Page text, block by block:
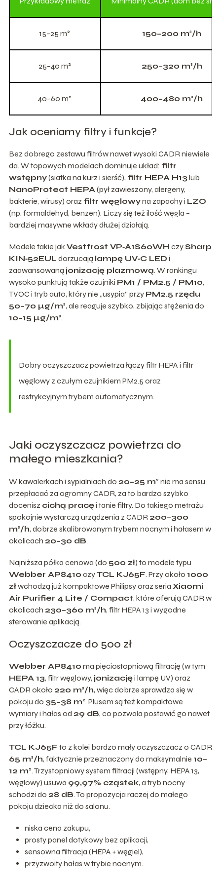
15–25 m² 150–200 m³/h
25–40 m² 250–320 m³/h
40–60 m² 400–480 m³/h
Jak oceniamy filtry i funkcje?
Bez dobrego zestawu filtrów nawet wysoki CADR niewiele
da. W topowych modelach dominuje układ: filtr
wstępny(siatka na kurz i sierść), filtr HEPA H13 lub
NanoProtect HEPA(pył zawieszony, alergeny,
bakterie, wirusy) oraz filtr węglowyna zapachy i LZO
(np. formaldehyd, benzen). Liczy się też ilość węgla –
bardziej masywne wkłady dłużej działają.
Modele takie jakVestfrost VP‑A1S60WH czySharp
KIN‑52EUL dorzucają lampę UV‑C LED i
zaawansowaną jonizację plazmową. W rankingu
wysoko punktują także czujniki PM1 / PM2.5 / PM10,
TVOC i tryb auto, który nie „usypia” przy PM2.5 rzędu
50–70 µg/m³, ale reaguje szybko, zbijając stężenia do
10–15 µg/m³.
Dobry oczyszczacz powietrza łączy filtr HEPA i filtr
węglowy z czułym czujnikiem PM2.5 oraz
restrykcyjnym trybem automatycznym.
Jaki oczyszczacz powietrza do
małego mieszkania?
W kawalerkach i sypialniach do 20–25 m² nie ma sensu
przepłacać za ogromny CADR, za to bardzo szybko
docenisz cichą pracęi tanie filtry. Do takiego metrażu
spokojnie wystarczą urządzenia z CADR 200–300
m³/h, dobrze skalibrowanym trybem nocnym i hałasem w
okolicach 20–30 dB.
Najniższa półka cenowa (do 500 zł) to modele typu
Webber AP8410 czyTCL KJ65F. Przy około 1000
złwchodzą już kompaktowe Philipsy oraz seria Xiaomi
Air Purifier 4 Lite / Compact, które oferują CADR w
okolicach 230–360 m³/h, filtr HEPA 13 i wygodne
sterowanie aplikacją.
Oczyszczacze do 500 zł
Webber AP8410 ma pięciostopniową filtrację (w tym
HEPA 13, filtr węglowy, jonizacjęi lampę UV) oraz
CADR około 220 m³/h, więc dobrze sprawdza się w
pokoju do 35–38 m². Plusem są też kompaktowe
wymiary i hałas od 29 dB, co pozwala postawić go nawet
przy łóżku.
TCL KJ65F to z kolei bardzo mały oczyszczacz o CADR
65 m³/h, faktycznie przeznaczony do maksymalnie 10–
12 m². Trzystopniowy system filtracji (wstępny, HEPA 13,
węglowy) usuwa 99,97% cząstek, a tryb nocny
schodzi do 28 dB. To propozycja raczej do małego
pokoju dziecka niż do salonu.
niska cena zakupu,
prosty panel dotykowy bez aplikacji,
sensowna filtracja (HEPA + węgiel),
przyzwoity hałas w trybie nocnym.